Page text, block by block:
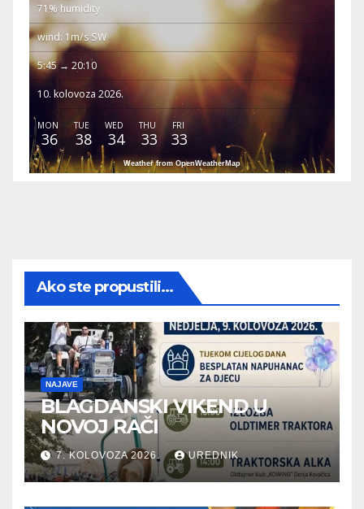
71% humidity
wind: 1m/s SW
5:45 → 20:10
10. kolovoza 2026.
MON
36
TUE
38
WED
34
THU
33
FRI
33
Weather from OpenWeatherMap
Ako ste propustili...
NAJAVE
BLAGDANSKI VIKEND U
NOVOJ RAČI
7. KOLOVOZA 2026. UREDNIK